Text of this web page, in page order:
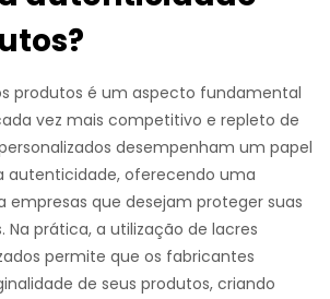
produtos é um aspecto fundamental
vez mais competitivo e repleto de
desempenham um papel
autenticidade, oferecendo uma
empresas que desejam proteger suas
Na prática, a utilização de lacres
permite que os fabricantes
de seus produtos, criando